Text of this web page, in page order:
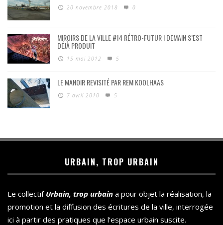
20 novembre 2018 0
MIROIRS DE LA VILLE #14 RÉTRO-FUTUR ! DEMAIN S’EST
DÉJÀ PRODUIT
15 mai 2012 5
LE MANOIR REVISITÉ PAR REM KOOLHAAS
7 avril 2010 5
URBAIN, TROP URBAIN
Le collectif Urbain, trop urbain a pour objet la réalisation, la
promotion et la diffusion des écritures de la ville, interrogée
ici à partir des pratiques que l’espace urbain suscite.